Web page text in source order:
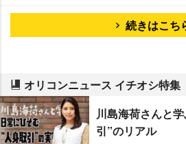
続きはこち
オリコンニュース イチオシ特集
川島海荷さんと
引”のリアル